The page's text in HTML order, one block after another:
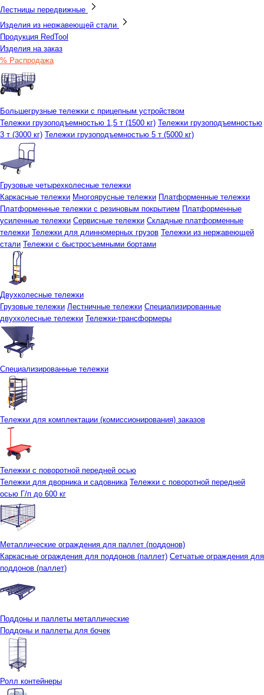
Лестницы передвижные
Изделия из нержавеющей стали
Продукция RedTool
Изделия на заказ
% Распродажа
Большегрузные тележки с прицепным устройством
Тележки грузоподъемностью 1,5 т (1500 кг) Тележки грузоподъемностью
3 т (3000 кг) Тележки грузоподъемностью 5 т (5000 кг)
Грузовые четырехколесные тележки
Каркасные тележки Многоярусные тележки Платформенные тележки
Платформенные тележки с резиновым покрытием Платформенные
усиленные тележки Сервисные тележки Складные платформенные
тележки Тележки для длинномерных грузов Тележки из нержавеющей
стали Тележки с быстросъемными бортами
Двухколесные тележки
Грузовые тележки Лестничные тележки Специализированные
двухколесные тележки Тележки-трансформеры
Специализированные тележки
Тележки для комплектации (комиссионирования) заказов
Тележки с поворотной передней осью
Тележки для дворника и садовника Тележки с поворотной передней
осью Г/п до 600 кг
Металлические ограждения для паллет (поддонов)
Каркасные ограждения для поддонов (паллет) Сетчатые ограждения для
поддонов (паллет)
Поддоны и паллеты металлические
Поддоны и паллеты для бочек
Ролл контейнеры